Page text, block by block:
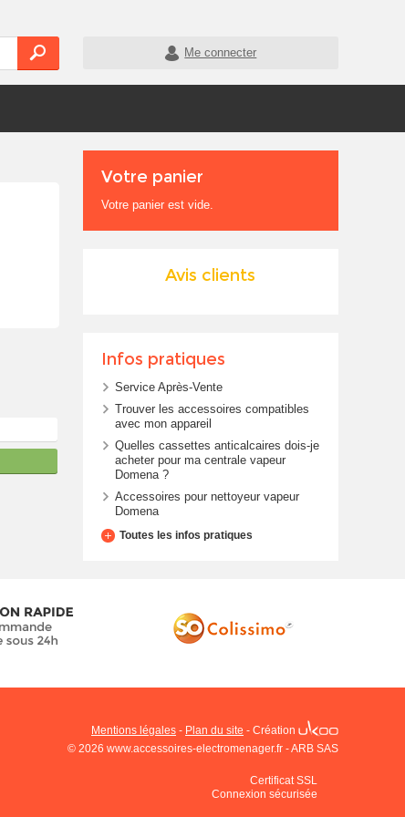
Me connecter
Votre panier
Votre panier est vide.
Avis clients
Infos pratiques
Service Après-Vente
Trouver les accessoires compatibles
avec mon appareil
Quelles cassettes anticalcaires dois-je
acheter pour ma centrale vapeur
Domena ?
Accessoires pour nettoyeur vapeur
Domena
Toutes les infos pratiques
Mentions légales - Plan du site - Création
© 2026 www.accessoires-electromenager.fr - ARB SAS
Certificat SSL
Connexion sécurisée